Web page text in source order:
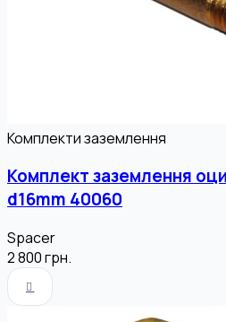
Комплекти заземлення
Комплект заземлення
d16mm 40060
Spacer
2 800грн.